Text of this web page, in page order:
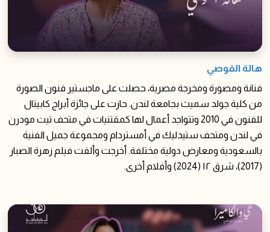
هالة القوصي
فنانة ومصورة ومخرجة مصرية، حصلت على ماجستير فنون الصورة
من كلية جولد سميث بجامعة لندن. حازت على جائزة أبراج كابيتال
للفنون في 2010 وتتواجد أعمال لها كمقتنيات في متحف تيت مودرن
في لندن ومتحف ستيدليك في أمستردام ومجموعة جميل الفنية
بالسعودية ومعارض دولية مختلفة. أخرجت وألفت فيلم زهرة الصبار
(2017)، شرق ١٢ (2024) وأفلام أخرى.